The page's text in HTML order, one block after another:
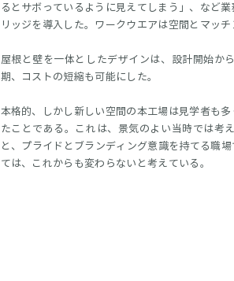
るとサボっているように見えてしまう」、など
リッジを導入した。ワークウエアは空間とマッチ
屋根と壁を一体としたデザインは、設計開始か
期、コストの短縮も可能にした。
本格的、しかし新しい空間の本工場は見学者も
たことである。これは、景気のよい当時では考
と、プライドとブランディング意識を持てる職
ては、これからも変わらないと考えている。